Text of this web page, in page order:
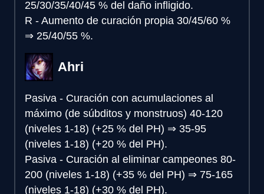
25/30/35/40/45 % del daño infligido.
R - Aumento de curación propia 30/45/60 %
⇒ 25/40/55 %.
Ahri
Pasiva - Curación con acumulaciones al
máximo (de súbditos y monstruos) 40-120
(niveles 1-18) (+25 % del PH) ⇒ 35-95
(niveles 1-18) (+20 % del PH).
Pasiva - Curación al eliminar campeones 80-
200 (niveles 1-18) (+35 % del PH) ⇒ 75-165
(niveles 1-18) (+30 % del PH).